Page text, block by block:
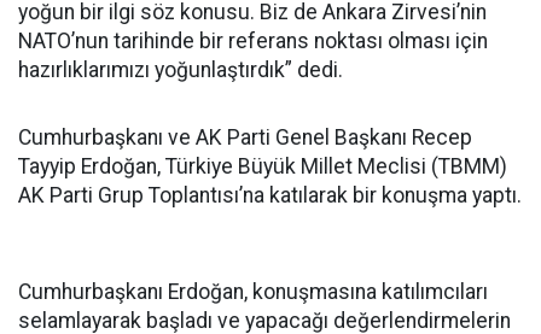
yoğun bir ilgi söz konusu. Biz de Ankara Zirvesi’nin
NATO’nun tarihinde bir referans noktası olması için
hazırlıklarımızı yoğunlaştırdık” dedi.
Cumhurbaşkanı ve AK Parti Genel Başkanı Recep
Tayyip Erdoğan, Türkiye Büyük Millet Meclisi (TBMM)
AK Parti Grup Toplantısı’na katılarak bir konuşma yaptı.
Cumhurbaşkanı Erdoğan, konuşmasına katılımcıları
selamlayarak başladı ve yapacağı değerlendirmelerin